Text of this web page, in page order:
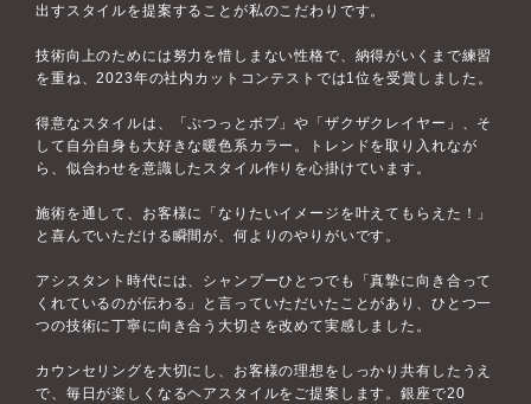
出すスタイルを提案することが私のこだわりです。
技術向上のためには努力を惜しまない性格で、納得がいくまで練習
を重ね、2023年の社内カットコンテストでは1位を受賞しました。
得意なスタイルは、「ぷつっとボブ」や「ザクザクレイヤー」、そ
して自分自身も大好きな暖色系カラー。トレンドを取り入れなが
ら、似合わせを意識したスタイル作りを心掛けています。
施術を通して、お客様に「なりたいイメージを叶えてもらえた！」
と喜んでいただける瞬間が、何よりのやりがいです。
アシスタント時代には、シャンプーひとつでも「真摯に向き合って
くれているのが伝わる」と言っていただいたことがあり、ひとつ一
つの技術に丁寧に向き合う大切さを改めて実感しました。
カウンセリングを大切にし、お客様の理想をしっかり共有したうえ
で、毎日が楽しくなるヘアスタイルをご提案します。銀座で20